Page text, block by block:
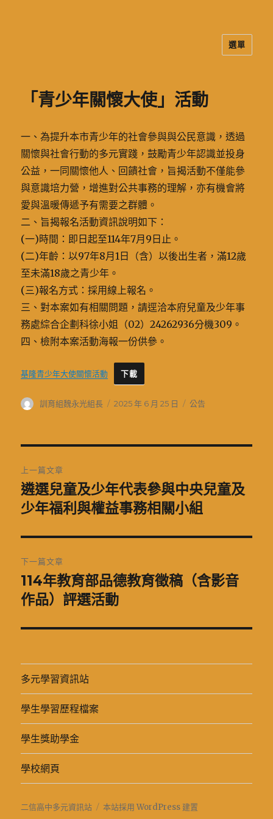
選單
「青少年關懷大使」活動
一、為提升本市青少年的社會參與與公民意識，透過
關懷與社會行動的多元實踐，鼓勵青少年認識並投身
公益，一同關懷他人、回饋社會，旨揭活動不僅能參
與意識培力營，增進對公共事務的理解，亦有機會將
愛與溫暖傳遞予有需要之群體。
二、旨揭報名活動資訊說明如下：
(一)時間：即日起至114年7月9日止。
(二)年齡：以97年8月1日（含）以後出生者，滿12歲
至未滿18歲之青少年。
(三)報名方式：採用線上報名。
三、對本案如有相關問題，請逕洽本府兒童及少年事
務處綜合企劃科徐小姐（02）24262936分機309。
四、檢附本案活動海報一份供參。
基隆青少年大使關懷活動 下載
作
訓育組魏永光組長
發
2025 年 6 月 25 日
分
公告
章
導
覽
上一篇文章
上
一
文
章:
遴選兒童及少年代表參與中央兒童及
少年福利與權益事務相關小組
下一篇文章
下
一
文
114年教育部品德教育徵稿（含影音
作品）評選活動
多元學習資訊站
學生學習歷程檔案
學生獎助學金
學校網頁
二信高中多元資訊站 本站採用 WordPress 建置